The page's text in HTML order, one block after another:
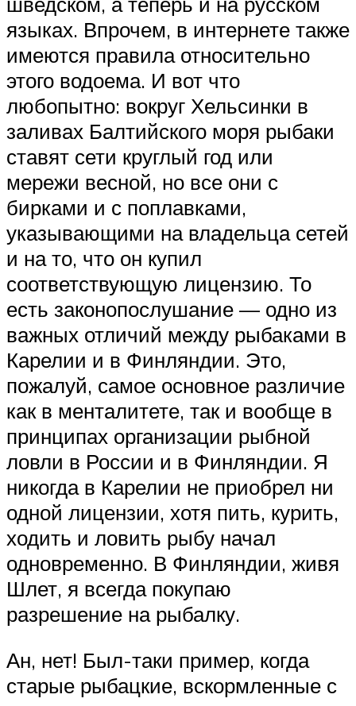
языках. Впрочем, в интернете также
имеются правила относительно
этого водоема. И вот что
любопытно: вокруг Хельсинки в
заливах Балтийского моря рыбаки
ставят сети круглый год или
мережи весной, но все они с
бирками и с поплавками,
указывающими на владельца сетей
и на то, что он купил
соответствующую лицензию. То
есть законопослушание — одно из
важных отличий между рыбаками в
Карелии и в Финляндии. Это,
пожалуй, самое основное различие
как в менталитете, так и вообще в
принципах организации рыбной
ловли в России и в Финляндии. Я
никогда в Карелии не приобрел ни
одной лицензии, хотя пить, курить,
ходить и ловить рыбу начал
одновременно. В Финляндии, живя
Шлет, я всегда покупаю
разрешение на рыбалку.
Ан, нет! Был-таки пример, когда
старые рыбацкие, вскормленные с